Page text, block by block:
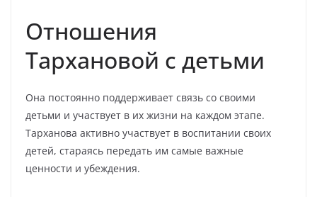
Отношения
Тархановой с детьми
Она постоянно поддерживает связь со своими
детьми и участвует в их жизни на каждом этапе.
Тарханова активно участвует в воспитании своих
детей, стараясь передать им самые важные
ценности и убеждения.